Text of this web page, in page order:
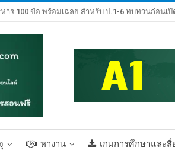
ร 100 ข้อ พร้อมเฉลย สำหรับ ป.1-6 ทบทวนก่อนเปิ
หางาน เกมการศึกษาและ